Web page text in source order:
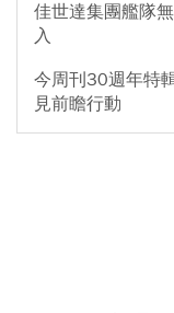
佳世達集團艦隊
入
今周刊30週年特
見前瞻行動